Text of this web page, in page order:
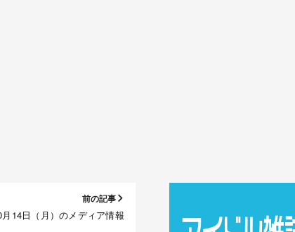
前の記事
14日（月）のメディア情報